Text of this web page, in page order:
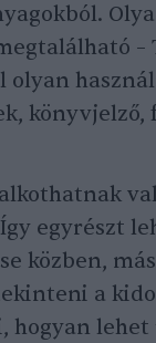
–
olyan
egyrészt
közben,
a
hogyan lehet